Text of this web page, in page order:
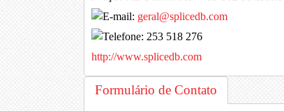
geral@splicedb.com
253 518 276
http://www.splicedb.com
Formulário de Contato